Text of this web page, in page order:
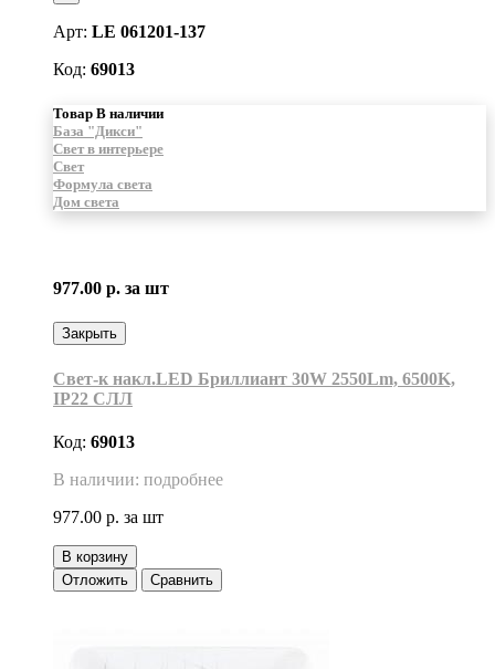
Арт: LE 061201-137
Код: 69013
Товар В наличии
База "Дикси"
Свет в интерьере
Свет
Формула света
Дом света
977.00 р. за шт
Закрыть
Свет-к накл.LED Бриллиант 30W 2550Lm, 6500K,
IP22 СЛЛ
Код: 69013
В наличии: подробнее
977.00 р. за шт
В корзину
Отложить
Сравнить